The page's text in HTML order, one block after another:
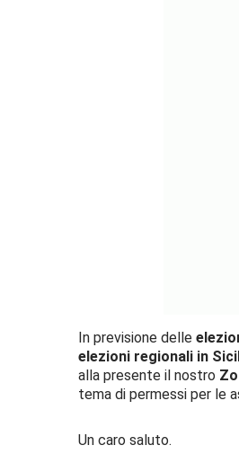
In previsione delle
elezioni regionali in
alla presente il nostro
tema di permessi per le
Un caro saluto.